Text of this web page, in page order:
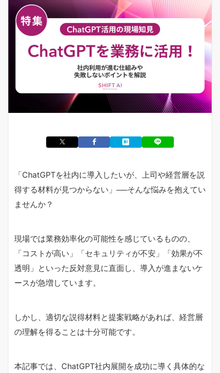
「ChatGPTを社内に導入したいが、上司や経営層を説
得する材料が見つからない」──そんな悩みを抱えてい
ませんか？
現場では業務効率化の可能性を感じているものの、
「コストが高い」「セキュリティが不安」「効果が不
透明」といった反対意見に直面し、導入が進まないケ
ースが急増しています。
しかし、適切な説得材料と提案戦略があれば、経営層
の理解を得ることは十分可能です。
本記事では、ChatGPT社内展開を成功に導く具体的な